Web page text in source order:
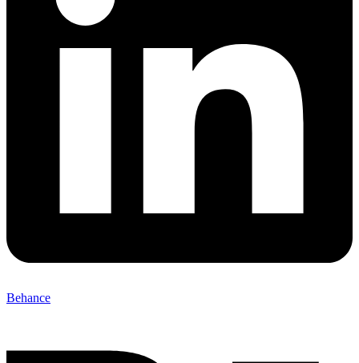
Behance